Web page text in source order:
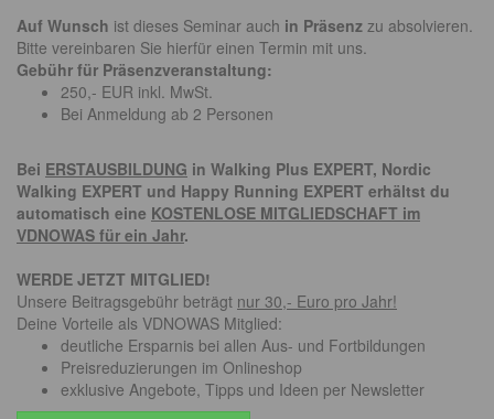
Auf Wunsch ist dieses Seminar auch in Präsenz zu absolvieren.
Bitte vereinbaren Sie hierfür einen Termin mit uns.
Gebühr für Präsenzveranstaltung:
250,- EUR inkl. MwSt.
Bei Anmeldung ab 2 Personen
Bei ERSTAUSBILDUNG in Walking Plus EXPERT, Nordic
Walking EXPERT und Happy Running EXPERT erhältst du
automatisch eine KOSTENLOSE MITGLIEDSCHAFT im
VDNOWAS für ein Jahr.
WERDE JETZT MITGLIED!
Unsere Beitragsgebühr beträgt nur 30,- Euro pro Jahr!
Deine Vorteile als VDNOWAS Mitglied:
deutliche Ersparnis bei allen Aus- und Fortbildungen
Preisreduzierungen im Onlineshop
exklusive Angebote, Tipps und Ideen per Newsletter